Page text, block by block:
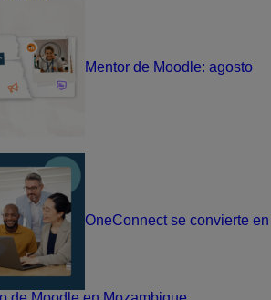
Mentor de Moodle: agosto
OneConnect se convierte en